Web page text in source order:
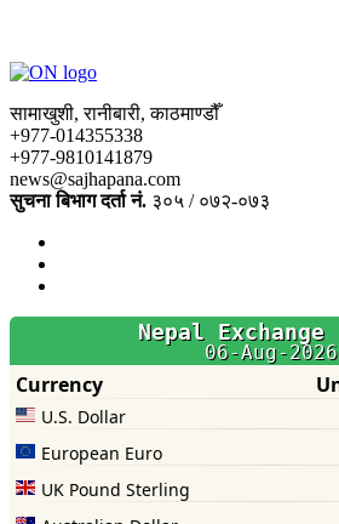
सामाखुशी, रानीबारी, काठमाण्डौँ
+977-014355338
+977-9810141879
news@sajhapana.com
सुचना बिभाग दर्ता नं. ३०५ / ०७२-०७३